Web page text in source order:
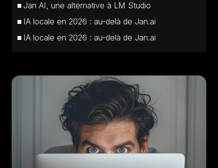
Jan AI, une alternative à LM Studio
IA locale en 2026 : au-delà de Jan.ai
IA locale en 2026 : au-delà de Jan.ai